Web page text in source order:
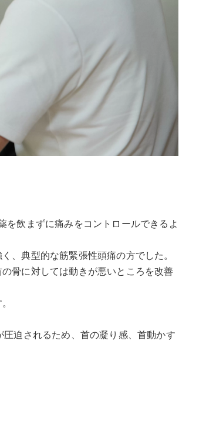
飲まずに痛みをコントロールできるよ
、典型的な筋緊張性頭痛の方でした。
骨に対しては動きが悪いところを改善
迫されるため、首の凝り感、首動かす